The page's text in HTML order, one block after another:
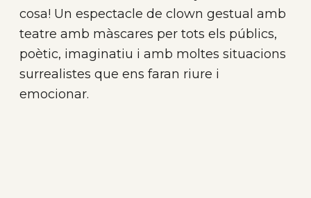
cosa! Un espectacle de clown gestual amb
teatre amb màscares per tots els públics,
poètic, imaginatiu i amb moltes situacions
surrealistes que ens faran riure i
emocionar.